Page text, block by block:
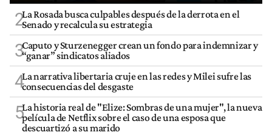
2La Rosada busca culpables después de la derrota en el
Senado y recalcula su estrategia
3Caputo y Sturzenegger crean un fondo para indemnizar y
“ganar” sindicatos aliados
4La narrativa libertaria cruje en las redes y Milei sufre las
consecuencias del desgaste
5La historia real de "Elize: Sombras de una mujer", la nueva
película de Netflix sobre el caso de una esposa que
descuartizó a su marido